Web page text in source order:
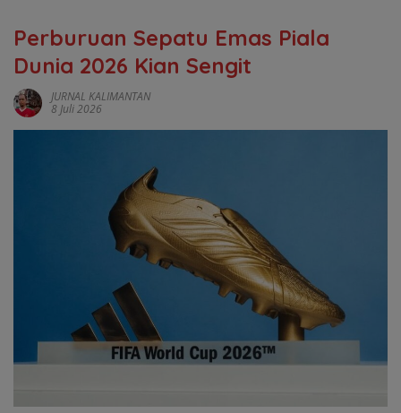
Perburuan Sepatu Emas Piala
Dunia 2026 Kian Sengit
JURNAL KALIMANTAN
8 Juli 2026